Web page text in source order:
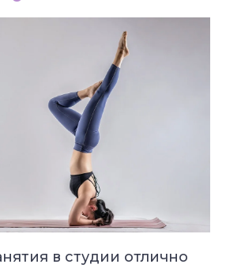
в студии отлично